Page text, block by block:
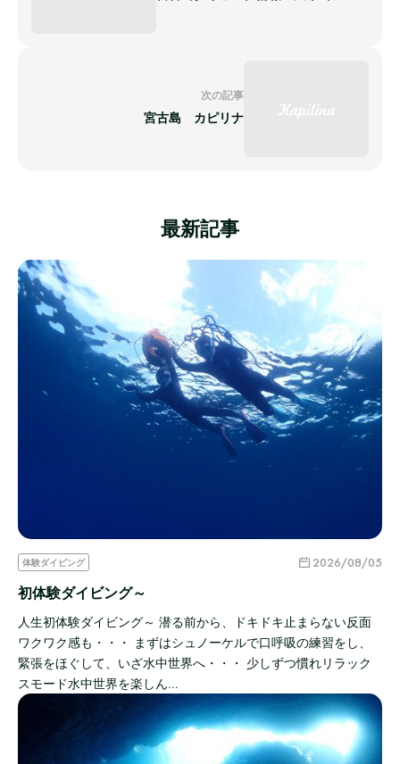
次の記事
宮古島 カピリナ
最新記事
体験ダイビング 2026/08/05
初体験ダイビング～
人生初体験ダイビング～ 潜る前から、ドキドキ止まらない反面
ワクワク感も・・・ まずはシュノーケルで口呼吸の練習をし、
緊張をほぐして、いざ水中世界へ・・・ 少しずつ慣れリラック
スモード水中世界を楽しん…